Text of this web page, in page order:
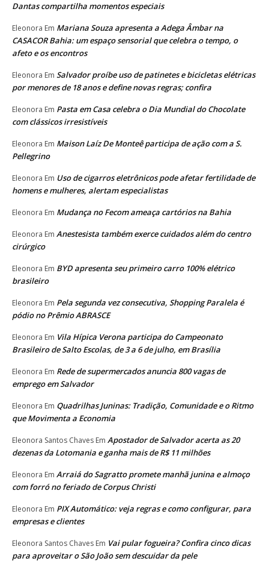
Dantas compartilha momentos especiais
Eleonora Em Mariana Souza apresenta a Adega Âmbar na
CASACOR Bahia: um espaço sensorial que celebra o tempo, o
afeto e os encontros
Eleonora Em Salvador proíbe uso de patinetes e bicicletas elétricas
por menores de 18 anos e define novas regras; confira
Eleonora Em Pasta em Casa celebra o Dia Mundial do Chocolate
com clássicos irresistíveis
Eleonora Em Maison Laíz De Monteê participa de ação com a S.
Pellegrino
Eleonora Em Uso de cigarros eletrônicos pode afetar fertilidade de
homens e mulheres, alertam especialistas
Eleonora Em Mudança no Fecom ameaça cartórios na Bahia
Eleonora Em Anestesista também exerce cuidados além do centro
cirúrgico
Eleonora Em BYD apresenta seu primeiro carro 100% elétrico
brasileiro
Eleonora Em Pela segunda vez consecutiva, Shopping Paralela é
pódio no Prêmio ABRASCE
Eleonora Em Vila Hípica Verona participa do Campeonato
Brasileiro de Salto Escolas, de 3 a 6 de julho, em Brasília
Eleonora Em Rede de supermercados anuncia 800 vagas de
emprego em Salvador
Eleonora Em Quadrilhas Juninas: Tradição, Comunidade e o Ritmo
que Movimenta a Economia
Eleonora Santos Chaves Em Apostador de Salvador acerta as 20
dezenas da Lotomania e ganha mais de R$ 11 milhões
Eleonora Em Arraiá do Sagratto promete manhã junina e almoço
com forró no feriado de Corpus Christi
Eleonora Em PIX Automático: veja regras e como configurar, para
empresas e clientes
Eleonora Santos Chaves Em Vai pular fogueira? Confira cinco dicas
para aproveitar o São João sem descuidar da pele